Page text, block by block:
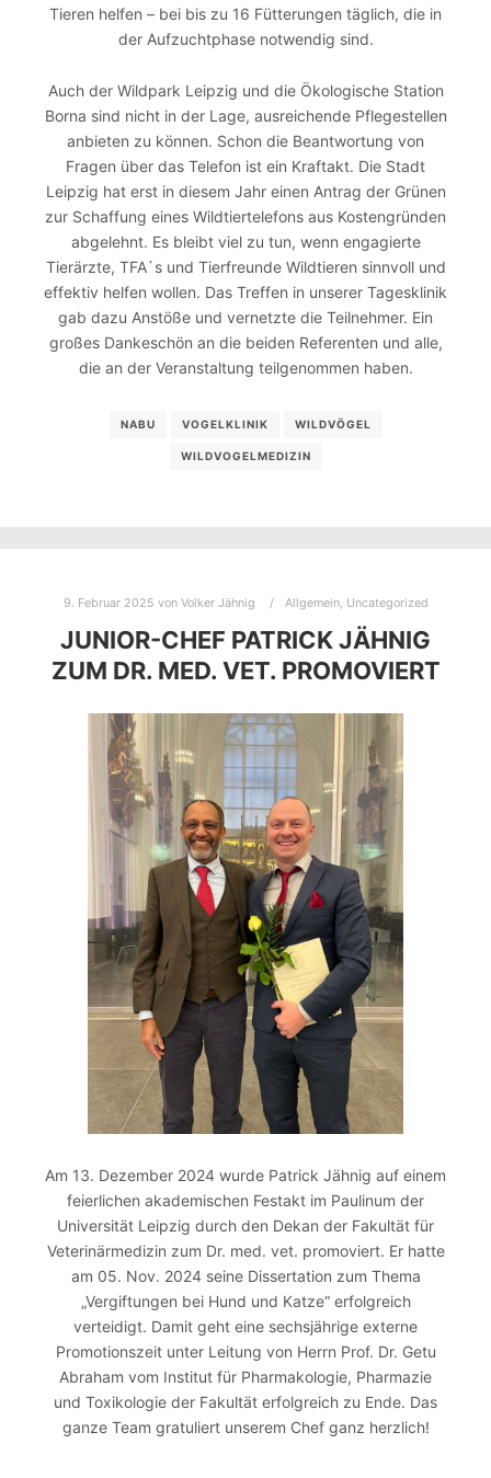
Tieren helfen – bei bis zu 16 Fütterungen täglich, die in
der Aufzuchtphase notwendig sind.
Auch der Wildpark Leipzig und die Ökologische Station
Borna sind nicht in der Lage, ausreichende Pflegestellen
anbieten zu können. Schon die Beantwortung von
Fragen über das Telefon ist ein Kraftakt. Die Stadt
Leipzig hat erst in diesem Jahr einen Antrag der Grünen
zur Schaffung eines Wildtiertelefons aus Kostengründen
abgelehnt. Es bleibt viel zu tun, wenn engagierte
Tierärzte, TFA`s und Tierfreunde Wildtieren sinnvoll und
effektiv helfen wollen. Das Treffen in unserer Tagesklinik
gab dazu Anstöße und vernetzte die Teilnehmer. Ein
großes Dankeschön an die beiden Referenten und alle,
die an der Veranstaltung teilgenommen haben.
NABU VOGELKLINIK WILDVÖGEL
WILDVOGELMEDIZIN
9. Februar 2025 von Volker Jähnig Allgemein, Uncategorized
JUNIOR-CHEF PATRICK JÄHNIG
ZUM DR. MED. VET. PROMOVIERT
Am 13. Dezember 2024 wurde Patrick Jähnig auf einem
feierlichen akademischen Festakt im Paulinum der
Universität Leipzig durch den Dekan der Fakultät für
Veterinärmedizin zum Dr. med. vet. promoviert. Er hatte
am 05. Nov. 2024 seine Dissertation zum Thema
„Vergiftungen bei Hund und Katze“ erfolgreich
verteidigt. Damit geht eine sechsjährige externe
Promotionszeit unter Leitung von Herrn Prof. Dr. Getu
Abraham vom Institut für Pharmakologie, Pharmazie
und Toxikologie der Fakultät erfolgreich zu Ende. Das
ganze Team gratuliert unserem Chef ganz herzlich!